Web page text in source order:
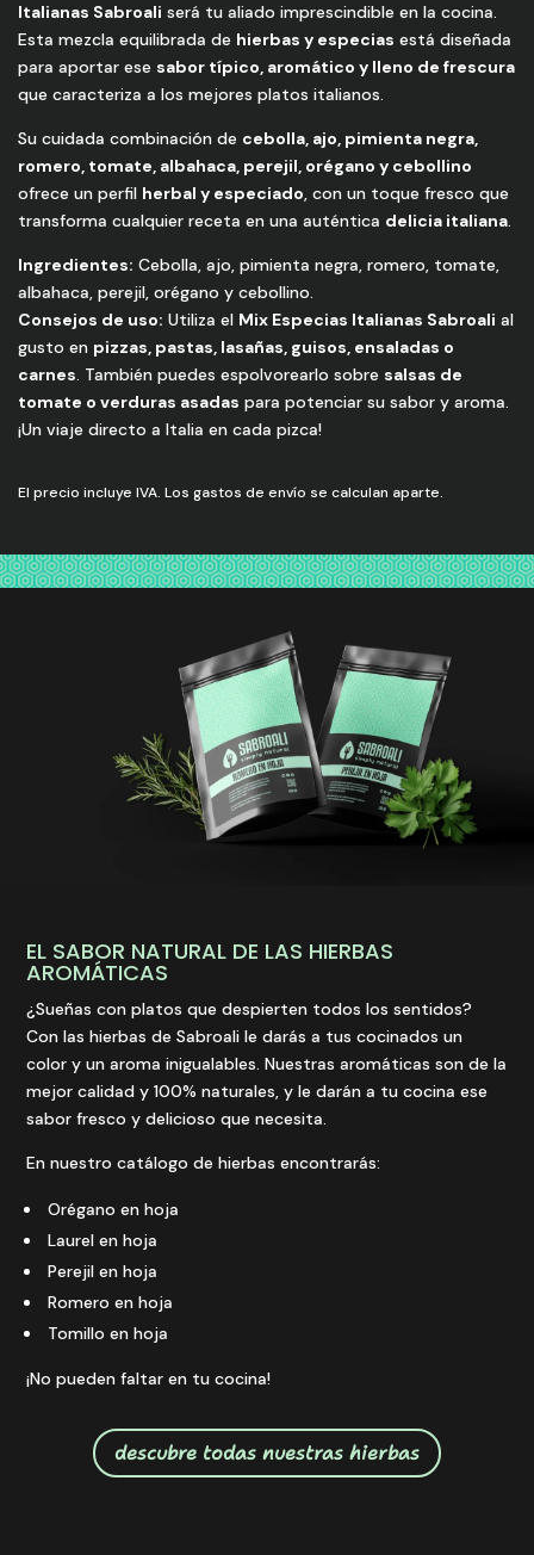
Italianas Sabroali será tu aliado imprescindible en la cocina.
Esta mezcla equilibrada de hierbas y especias está diseñada
para aportar ese sabor típico, aromático y lleno de frescura
que caracteriza a los mejores platos italianos.
Su cuidada combinación de cebolla, ajo, pimienta negra,
romero, tomate, albahaca, perejil, orégano y cebollino
ofrece un perfil herbal y especiado, con un toque fresco que
transforma cualquier receta en una auténtica delicia italiana.
Ingredientes: Cebolla, ajo, pimienta negra, romero, tomate,
albahaca, perejil, orégano y cebollino.
Consejos de uso: Utiliza el Mix Especias Italianas Sabroali al
gusto en pizzas, pastas, lasañas, guisos, ensaladas o
carnes. También puedes espolvorearlo sobre salsas de
tomate o verduras asadas para potenciar su sabor y aroma.
¡Un viaje directo a Italia en cada pizca!
El precio incluye IVA. Los gastos de envío se calculan aparte.
EL SABOR NATURAL DE LAS HIERBAS
AROMÁTICAS
¿Sueñas con platos que despierten todos los sentidos?
Con las hierbas de Sabroali le darás a tus cocinados un
color y un aroma inigualables. Nuestras aromáticas son de la
mejor calidad y 100% naturales, y le darán a tu cocina ese
sabor fresco y delicioso que necesita.
En nuestro catálogo de hierbas encontrarás:
Orégano en hoja
Laurel en hoja
Perejil en hoja
Romero en hoja
Tomillo en hoja
¡No pueden faltar en tu cocina!
descubre todas nuestras hierbas